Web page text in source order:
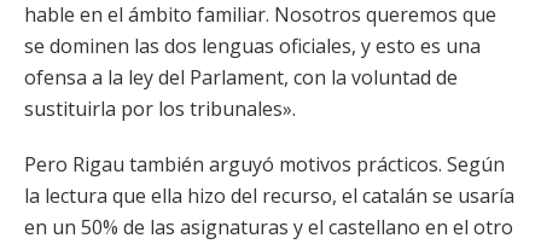
hable en el ámbito familiar. Nosotros queremos que
se dominen las dos lenguas oficiales, y esto es una
ofensa a la ley del Parlament, con la voluntad de
sustituirla por los tribunales».
Pero Rigau también arguyó motivos prácticos. Según
la lectura que ella hizo del recurso, el catalán se usaría
en un 50% de las asignaturas y el castellano en el otro